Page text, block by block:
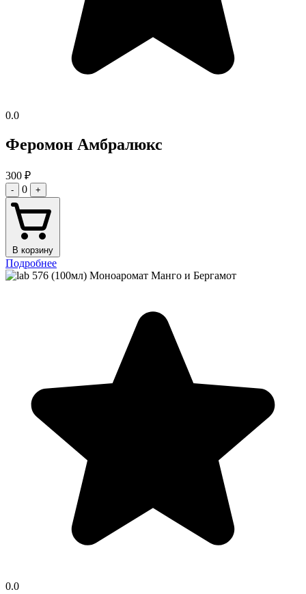
0.0
Феромон Амбралюкс
300 ₽
- 0 +
В корзину
Подробнее
0.0